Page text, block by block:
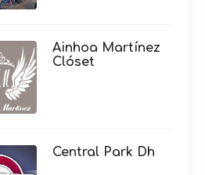
Ainhoa Martínez
Clóset
Central Park Dh